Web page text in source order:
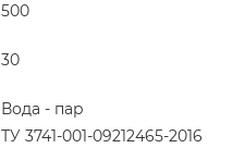
500
30
Вода - пар
ТУ 3741-001-09212465-2016